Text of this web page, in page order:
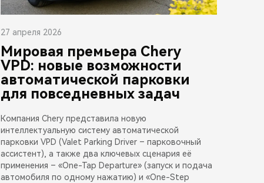
27 апреля 2026
Мировая премьера Chery
VPD: новые возможности
автоматической парковки
для повседневных задач
Компания Chery представила новую
интеллектуальную систему автоматической
парковки VPD (Valet Parking Driver – парковочный
ассистент), а также два ключевых сценария её
применения – «One-Tap Departure» (запуск и подача
автомобиля по одному нажатию) и «One-Step